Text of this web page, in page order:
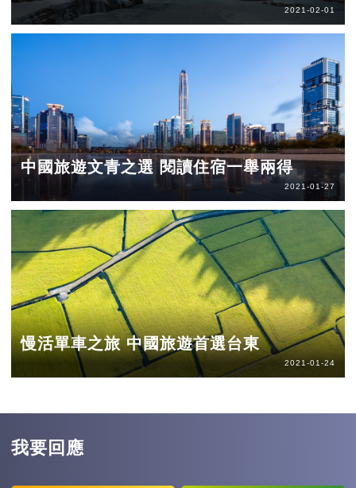
2021-02-01
中國旅遊文青之選 閱讀住宿一舉兩得
2021-01-27
慢活單車之旅 中國旅遊首選台東
2021-01-24
我要回應